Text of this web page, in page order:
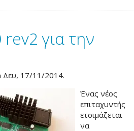
για την
Δευ, 17/11/2014.
Ένας νέος
επιταχυντής
ετοιμάζεται
να